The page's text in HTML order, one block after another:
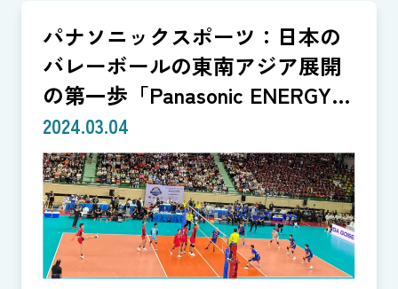
パナソニックスポーツ：日本の
バレーボールの東南アジア展開
の第一歩「Panasonic ENERGY
CUP」
2024.03.04